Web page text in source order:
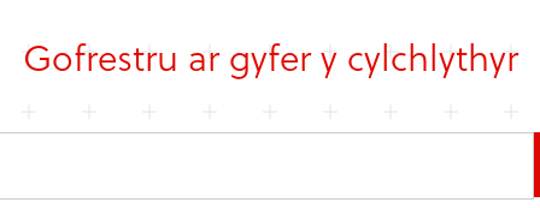
Gofrestru ar gyfer y cylchlythyr